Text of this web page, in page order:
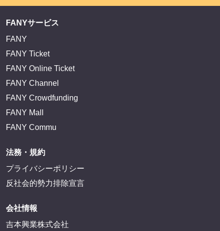
FANYサービス
FANY
FANY Ticket
FANY Online Ticket
FANY Channel
FANY Crowdfunding
FANY Mall
FANY Commu
法務・規約
プライバシーポリシー
反社会的勢力排除宣言
会社情報
吉本興業株式会社